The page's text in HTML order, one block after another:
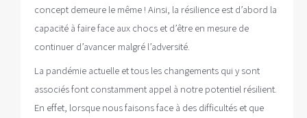
concept demeure le même ! Ainsi, la résilience est d’abord la
capacité à faire face aux chocs et d’être en mesure de
continuer d’avancer malgré l’adversité.
La pandémie actuelle et tous les changements qui y sont
associés font constamment appel à notre potentiel résilient.
En effet, lorsque nous faisons face à des difficultés et que